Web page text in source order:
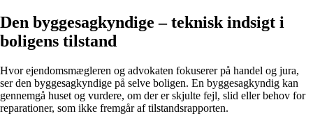
Den byggesagkyndige – teknisk indsigt i
boligens tilstand
Hvor ejendomsmægleren og advokaten fokuserer på handel og jura,
ser den byggesagkyndige på selve boligen. En byggesagkyndig kan
gennemgå huset og vurdere, om der er skjulte fejl, slid eller behov for
reparationer, som ikke fremgår af tilstandsrapporten.